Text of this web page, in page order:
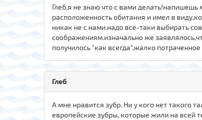
Глеб,я не знаю что с вами
расположенность обитания и имел в
никак не с нами.надо всё-таки выбирать
соображениям.изначально же
получилось "как всегда".жалко
Глеб
А мне нравится зубр. Ни у кого нет такого
европейские зубры, которые жили на всей